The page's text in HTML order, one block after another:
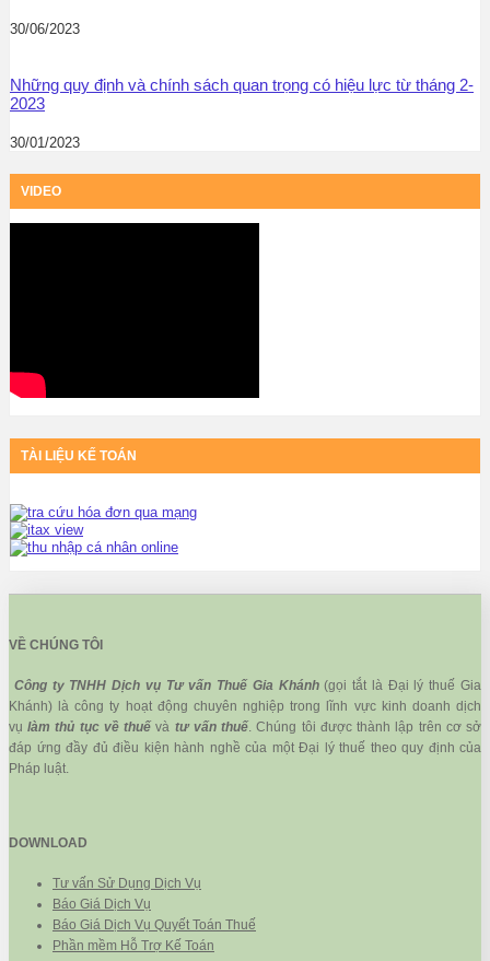
30/06/2023
Những quy định và chính sách quan trọng có hiệu lực từ tháng 2-
2023
30/01/2023
VIDEO
TÀI LIỆU KẾ TOÁN
VỀ CHÚNG TÔI
Công ty TNHH Dịch vụ Tư vấn Thuế Gia Khánh(gọi tắt là Đại lý thuế Gia
Khánh) là công ty hoạt động chuyên nghiệp trong lĩnh vực kinh doanh dịch
vụlàm thủ tục về thuế và tư vấn thuế . Chúng tôi được thành lập trên cơ sở
đáp ứng đầy đủ điều kiện hành nghề của một Đại lý thuế theo quy định của
Pháp luật.
DOWNLOAD
Tư vấn Sử Dụng Dịch Vụ
Báo Giá Dịch Vụ
Báo Giá Dịch Vụ Quyết Toán Thuế
Phần mềm Hỗ Trợ Kế Toán